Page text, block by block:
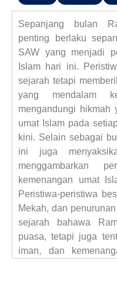
Sepanjang bulan
penting berlaku
SAW yang menjadi
Islam hari ini.
sejarah tetapi
yang mendalam
mengandungi hikmah
umat Islam pada
kini. Selain sebagai
ini juga
menggambarkan
kemenangan umat
Peristiwa-peristiwa
Mekah, dan
sejarah bahawa
puasa, tetapi juga
iman, dan